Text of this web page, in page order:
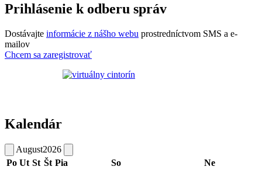
Prihlásenie k odberu správ
Dostávajte informácie z nášho webu prostredníctvom SMS a e-
mailov
Chcem sa zaregistrovať
Kalendár
August2026
Po Ut St Št Pia So Ne